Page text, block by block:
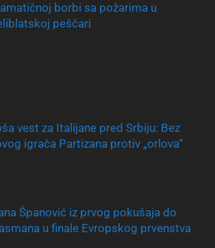
borbi sa požarima u
peščari
vest za Italijane pred Srbiju: Bez
igrača Partizana protiv „orlova“
Španović iz prvog pokušaja do
u finale Evropskog prvenstva